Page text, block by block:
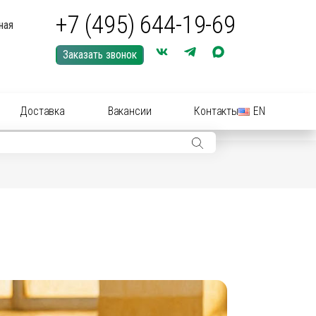
+7 (495) 644-19-69
Заказать звонок
Доставка Вакансии Контакты EN
средства